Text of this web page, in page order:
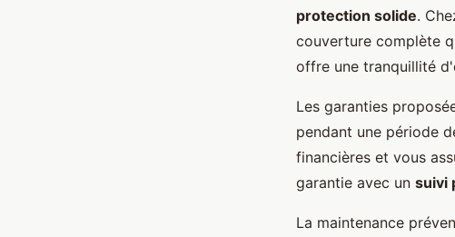
protection solide.
couverture complète
offre une tranquillité
Les garanties
pendant une période
financières et vous
garantie avec un suivi
La maintenance